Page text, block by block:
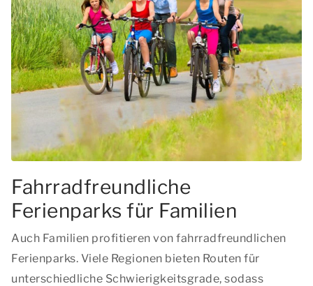
Fahrradfreundliche
Ferienparks für Familien
Auch Familien profitieren von fahrradfreundlichen
Ferienparks. Viele Regionen bieten Routen für
unterschiedliche Schwierigkeitsgrade, sodass